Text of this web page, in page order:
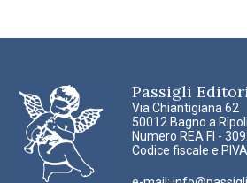
Passigli
Via Chiantigiana 62
50012 Bagno a
Numero REA FI -
Codice fiscale e